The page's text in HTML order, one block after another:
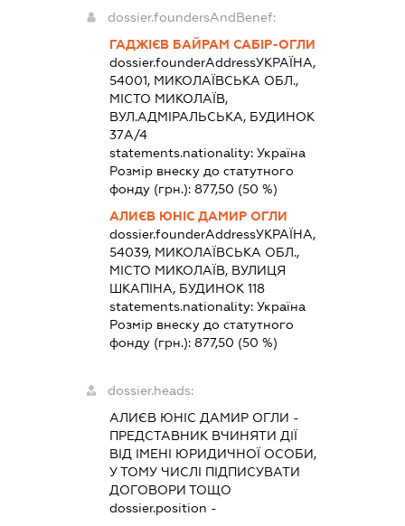
dossier.foundersAndBenef:
ГАДЖІЄВ БАЙРАМ САБІР-ОГЛИ
dossier.founderAddressУКРАЇНА,
54001, МИКОЛАЇВСЬКА ОБЛ.,
МІСТО МИКОЛАЇВ,
ВУЛ.АДМІРАЛЬСЬКА, БУДИНОК
37А/4
statements.nationality:Україна
Розмір внеску до статутного
фонду (грн.):877,50 (50 %)
АЛИЄВ ЮНІС ДАМИР ОГЛИ
dossier.founderAddressУКРАЇНА,
54039, МИКОЛАЇВСЬКА ОБЛ.,
МІСТО МИКОЛАЇВ, ВУЛИЦЯ
ШКАПІНА, БУДИНОК 118
statements.nationality:Україна
Розмір внеску до статутного
фонду (грн.):877,50 (50 %)
dossier.heads:
АЛИЄВ ЮНІС ДАМИР ОГЛИ -
ПРЕДСТАВНИК ВЧИНЯТИ ДІЇ
ВІД ІМЕНІ ЮРИДИЧНОЇ ОСОБИ,
У ТОМУ ЧИСЛІ ПІДПИСУВАТИ
ДОГОВОРИ ТОЩО
dossier.position -